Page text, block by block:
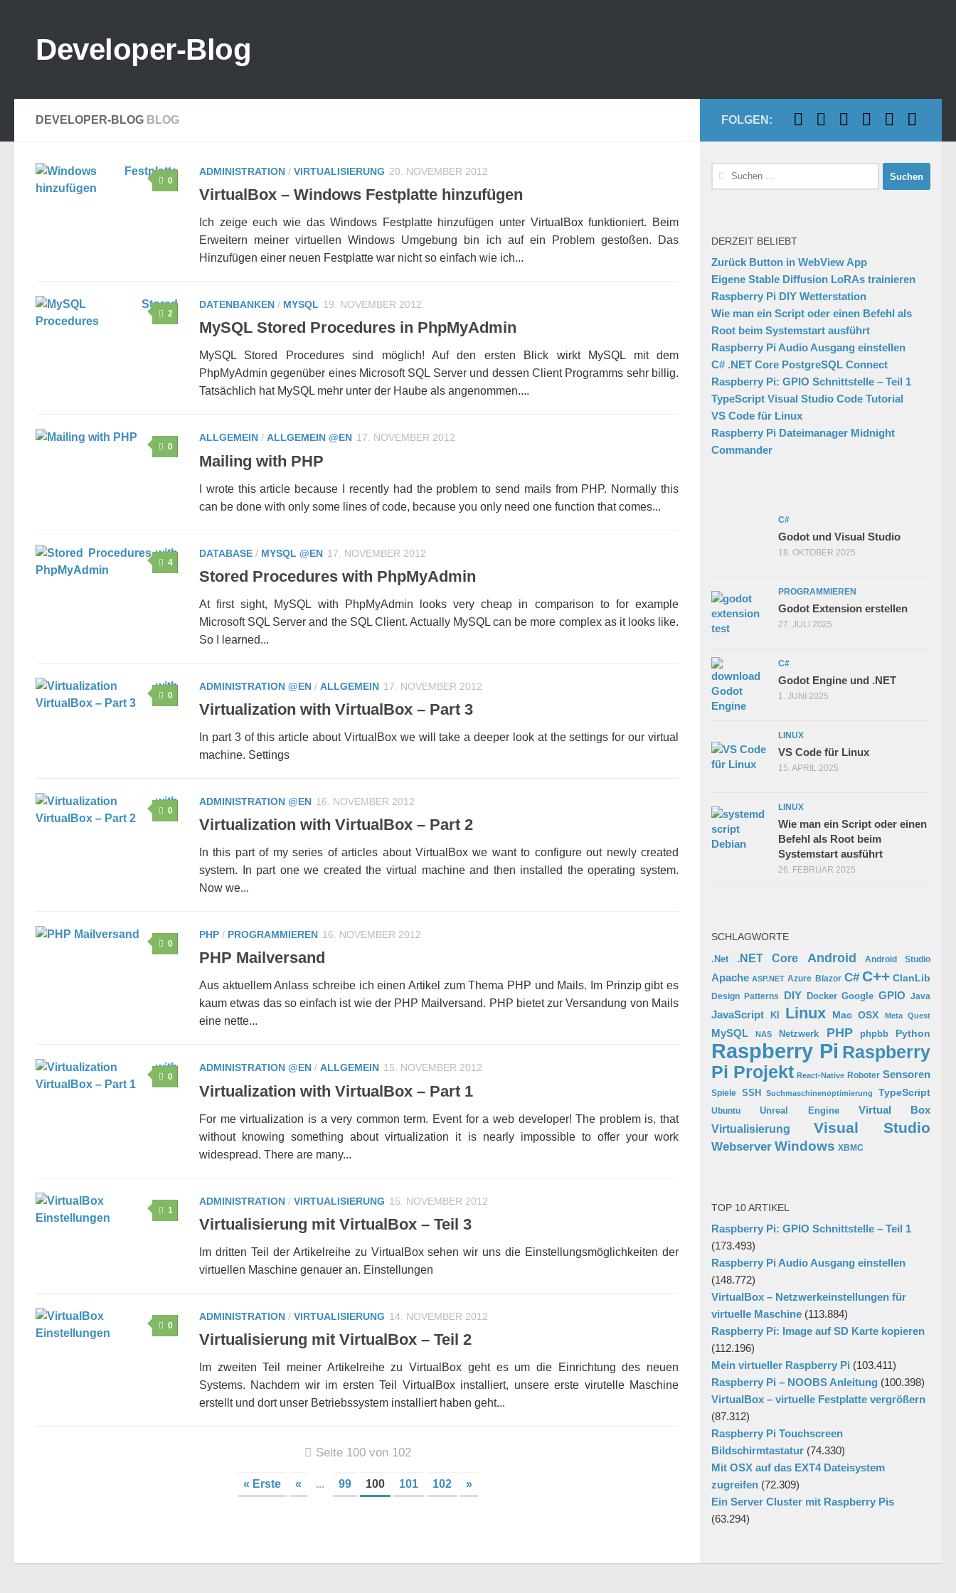
Developer-Blog
DEVELOPER-BLOG BLOG
0
ADMINISTRATION / VIRTUALISIERUNG 20. NOVEMBER 2012
VirtualBox – Windows Festplatte hinzufügen
Ich zeige euch wie das Windows Festplatte hinzufügen unter VirtualBox funktioniert. Beim
Erweitern meiner virtuellen Windows Umgebung bin ich auf ein Problem gestoßen. Das
Hinzufügen einer neuen Festplatte war nicht so einfach wie ich...
2
DATENBANKEN / MYSQL 19. NOVEMBER 2012
MySQL Stored Procedures in PhpMyAdmin
MySQL Stored Procedures sind möglich! Auf den ersten Blick wirkt MySQL mit dem
PhpMyAdmin gegenüber eines Microsoft SQL Server und dessen Client Programms sehr billig.
Tatsächlich hat MySQL mehr unter der Haube als angenommen....
0
ALLGEMEIN / ALLGEMEIN @EN 17. NOVEMBER 2012
Mailing with PHP
I wrote this article because I recently had the problem to send mails from PHP. Normally this
can be done with only some lines of code, because you only need one function that comes...
4
DATABASE / MYSQL @EN 17. NOVEMBER 2012
Stored Procedures with PhpMyAdmin
At first sight, MySQL with PhpMyAdmin looks very cheap in comparison to for example
Microsoft SQL Server and the SQL Client. Actually MySQL can be more complex as it looks like.
So I learned...
0
ADMINISTRATION @EN / ALLGEMEIN 17. NOVEMBER 2012
Virtualization with VirtualBox – Part 3
In part 3 of this article about VirtualBox we will take a deeper look at the settings for our virtual
machine. Settings
0
ADMINISTRATION @EN 16. NOVEMBER 2012
Virtualization with VirtualBox – Part 2
In this part of my series of articles about VirtualBox we want to configure out newly created
system. In part one we created the virtual machine and then installed the operating system.
Now we...
0
PHP / PROGRAMMIEREN 16. NOVEMBER 2012
PHP Mailversand
Aus aktuellem Anlass schreibe ich einen Artikel zum Thema PHP und Mails. Im Prinzip gibt es
kaum etwas das so einfach ist wie der PHP Mailversand. PHP bietet zur Versandung von Mails
eine nette...
0
ADMINISTRATION @EN / ALLGEMEIN 15. NOVEMBER 2012
Virtualization with VirtualBox – Part 1
For me virtualization is a very common term. Event for a web developer! The problem is, that
without knowing something about virtualization it is nearly impossible to offer your work
widespread. There are many...
1
ADMINISTRATION / VIRTUALISIERUNG 15. NOVEMBER 2012
Virtualisierung mit VirtualBox – Teil 3
Im dritten Teil der Artikelreihe zu VirtualBox sehen wir uns die Einstellungsmöglichkeiten der
virtuellen Maschine genauer an. Einstellungen
0
ADMINISTRATION / VIRTUALISIERUNG 14. NOVEMBER 2012
Virtualisierung mit VirtualBox – Teil 2
Im zweiten Teil meiner Artikelreihe zu VirtualBox geht es um die Einrichtung des neuen
Systems. Nachdem wir im ersten Teil VirtualBox installiert, unsere erste virutelle Maschine
erstellt und dort unser Betriebssystem installiert haben geht...
Seite 100 von 102
« Erste « ... 99 100 101 102 »
FOLGEN:
Suchen
nach:
DERZEIT BELIEBT
Zurück Button in WebView App
Eigene Stable Diffusion LoRAs trainieren
Raspberry Pi DIY Wetterstation
Wie man ein Script oder einen Befehl als
Root beim Systemstart ausführt
Raspberry Pi Audio Ausgang einstellen
C# .NET Core PostgreSQL Connect
Raspberry Pi: GPIO Schnittstelle – Teil 1
TypeScript Visual Studio Code Tutorial
VS Code für Linux
Raspberry Pi Dateimanager Midnight
Commander
C#
Godot und Visual Studio
18. OKTOBER 2025
PROGRAMMIEREN
Godot Extension erstellen
27. JULI 2025
C#
Godot Engine und .NET
1. JUNI 2025
LINUX
VS Code für Linux
15. APRIL 2025
LINUX
Wie man ein Script oder einen
Befehl als Root beim
Systemstart ausführt
26. FEBRUAR 2025
SCHLAGWORTE
.Net .NET Core Android Android Studio
Apache ASP.NET Azure Blazor C# C++ ClanLib
Design Patterns DIY Docker Google GPIO Java
JavaScript KI Linux Mac OSX Meta Quest
MySQL NAS Netzwerk PHP phpbb Python
Raspberry Pi Raspberry
Pi Projekt React-Native Roboter Sensoren
Spiele SSH Suchmaschinenoptimierung TypeScript
Ubuntu Unreal Engine
Virtual Box
Virtualisierung
Visual Studio
Webserver Windows XBMC
TOP 10 ARTIKEL
Raspberry Pi: GPIO Schnittstelle – Teil 1
(173.493)
Raspberry Pi Audio Ausgang einstellen
(148.772)
VirtualBox – Netzwerkeinstellungen für
virtuelle Maschine (113.884)
Raspberry Pi: Image auf SD Karte kopieren
(112.196)
Mein virtueller Raspberry Pi (103.411)
Raspberry Pi – NOOBS Anleitung (100.398)
VirtualBox – virtuelle Festplatte vergrößern
(87.312)
Raspberry Pi Touchscreen
Bildschirmtastatur (74.330)
Mit OSX auf das EXT4 Dateisystem
zugreifen (72.309)
Ein Server Cluster mit Raspberry Pis
(63.294)